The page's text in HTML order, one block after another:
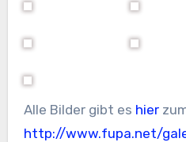
Alle Bilder gibt es hier
http://www.fupa.net/